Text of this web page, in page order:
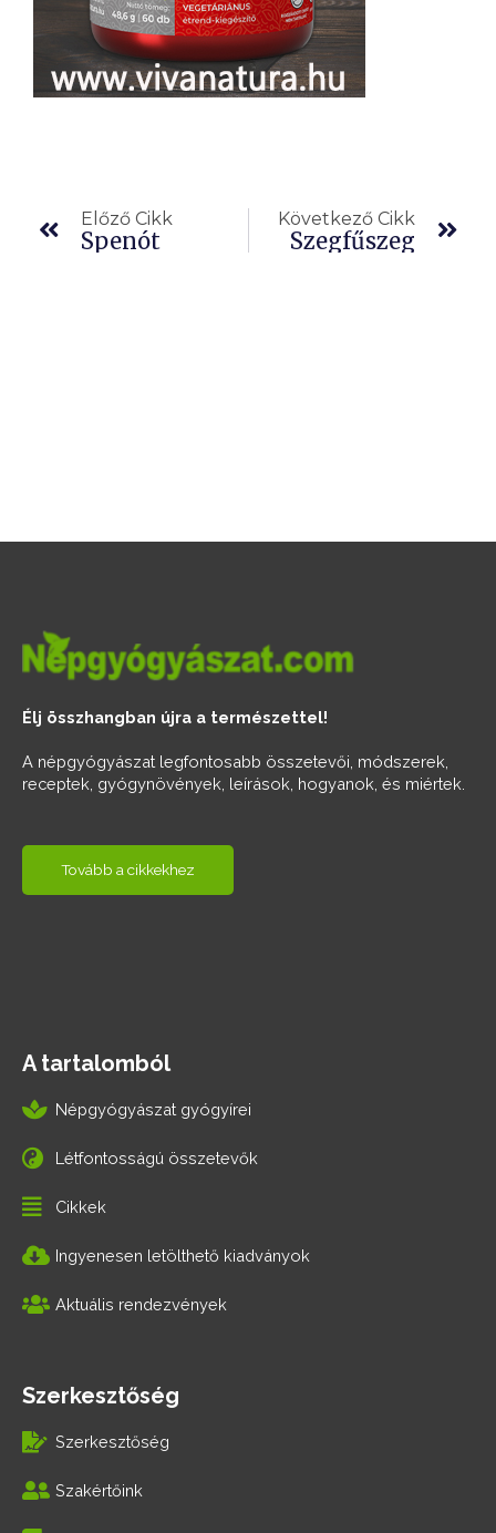
Előző Cikk
Spenót
Következő Cikk
Szegfűszeg
Élj összhangban újra a természettel!
A népgyógyászat legfontosabb összetevői, módszerek,
receptek, gyógynövények, leírások, hogyanok, és miértek.
Tovább a cikkekhez
A tartalomból
Népgyógyászat gyógyírei
Létfontosságú összetevők
Cikkek
Ingyenesen letölthető kiadványok
Aktuális rendezvények
Szerkesztőség
Szerkesztőség
Szakértőink